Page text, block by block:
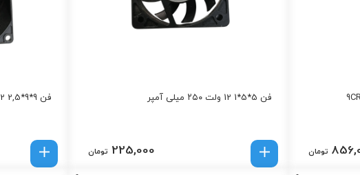
تومان
فن 5*5*1 12 ولت ۲۵۰ میلی آمپر
225,000 تومان
فن 9*9*2,5 12 ولت 260 میلی آمپر